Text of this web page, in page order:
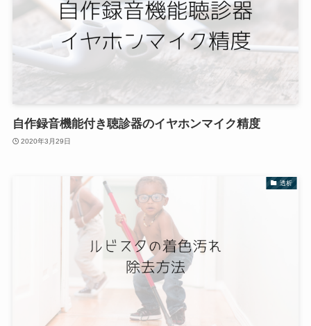
自作録音機能付き聴診器のイヤホンマイク精度
2020年3月29日
透析